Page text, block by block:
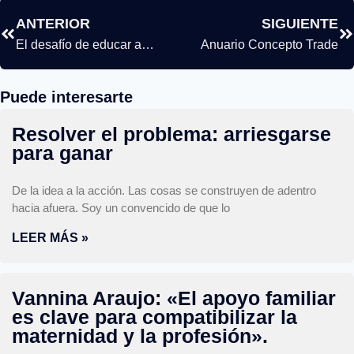
ANTERIOR
El desafío de educar a nuestros clientes
SIGUIENTE
Anuario Concepto Trade
Puede interesarte
Resolver el problema: arriesgarse
para ganar
De la idea a la acción. Las cosas se construyen de adentro
hacia afuera. Soy un convencido de que lo
LEER MÁS »
Vannina Araujo: «El apoyo familiar
es clave para compatibilizar la
maternidad y la profesión».